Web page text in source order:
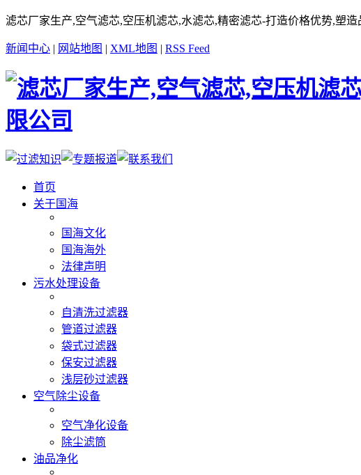
滤芯厂家生产,空气滤芯,空压机滤芯,水滤芯,精密滤芯-打造价格优势,塑
新闻中心 | 网站地图 | XML地图 | RSS Feed
首页
关于国海
国海文化
国海海外
法律声明
污水处理设备
自清洗过滤器
管道过滤器
袋式过滤器
保安过滤器
浅层砂过滤器
空气除尘设备
空气净化设备
除尘滤筒
油品净化